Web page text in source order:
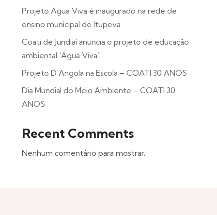
Projeto Água Viva é inaugurado na rede de
ensino municipal de Itupeva
Coati de Jundiaí anuncia o projeto de educação
ambiental ‘Água Viva’
Projeto D'Angola na Escola – COATI 30 ANOS
Dia Mundial do Meio Ambiente – COATI 30
ANOS
Recent Comments
Nenhum comentário para mostrar.